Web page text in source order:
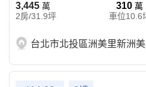
3,445 萬
2房/31.9坪
310萬
車位10.6
台北市北投區洲美里新洲